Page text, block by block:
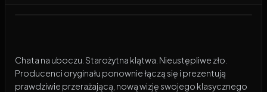
Chata na uboczu. Starożytna klątwa. Nieustępliwe zło.
Producenci oryginału ponownie łączą się i prezentują
prawdziwie przerażającą, nową wizję swojego klasycznego